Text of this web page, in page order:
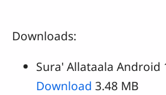
Downloads:
Sura' Allataala Android
Download 3.48 MB